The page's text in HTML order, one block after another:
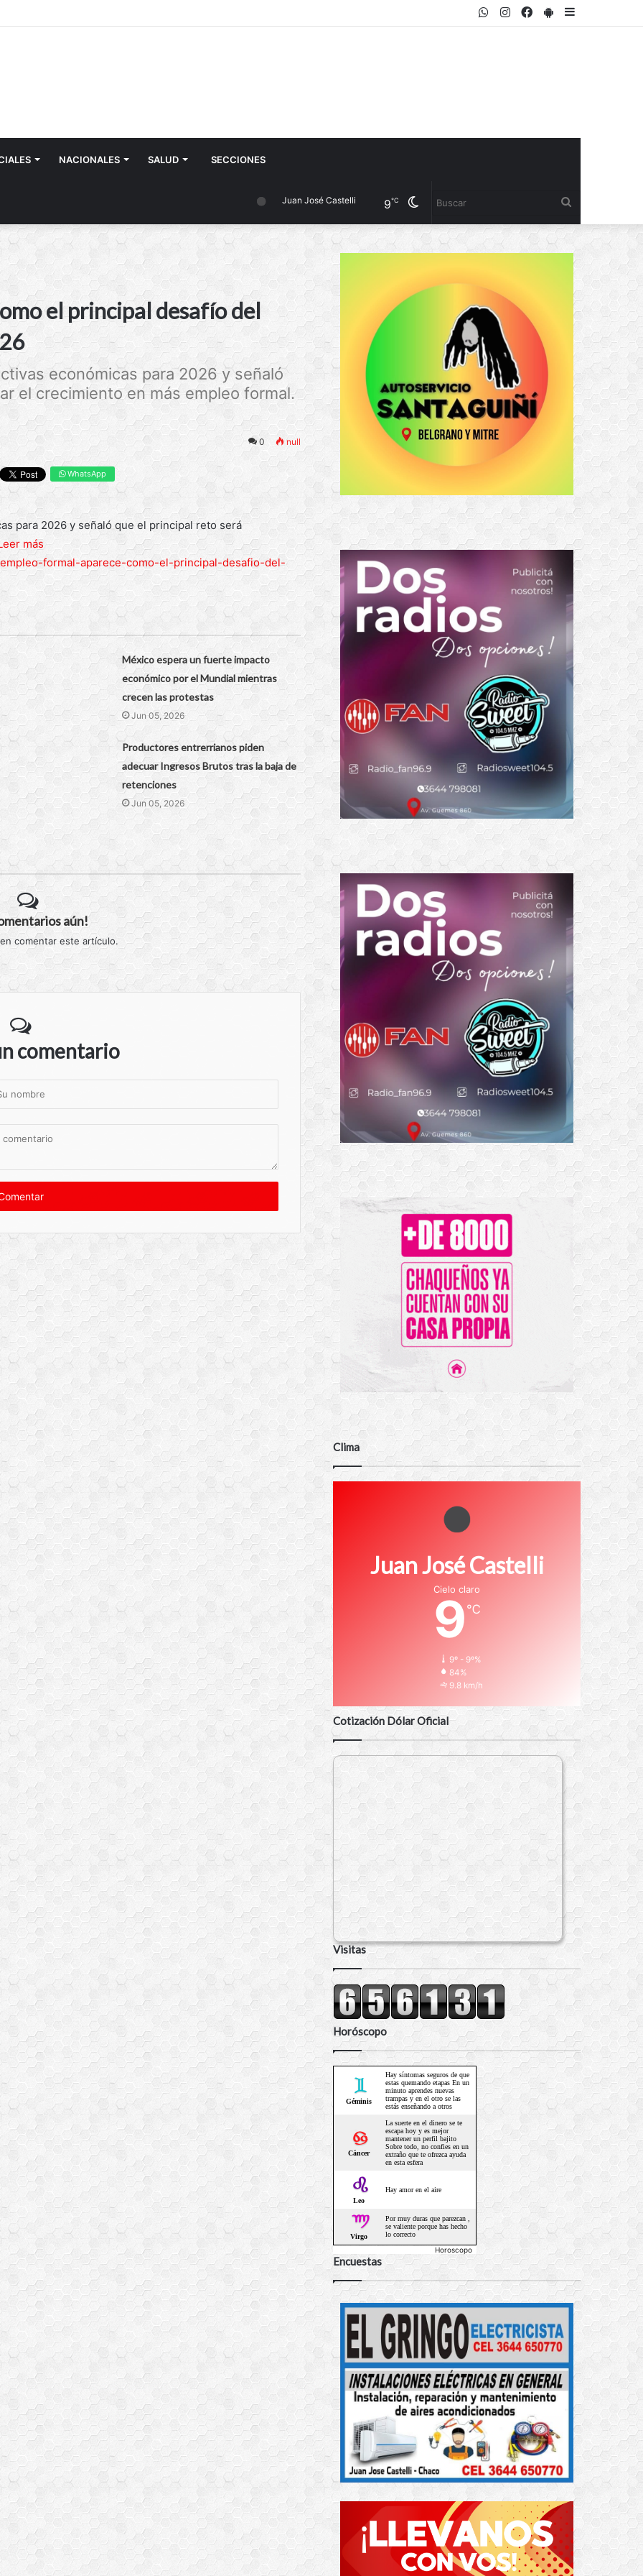
PlayStore
Facebook
Instagram
WhatsApp
NACIONALES SALUD SECCIONES
Cambiar
modo
Juan José Castelli 9℃
el principal desafío del
económicas para 2026 y señaló
el crecimiento en más empleo formal.
0 null
WhatsApp
para 2026 y señaló que el principal reto será
más
formal-aparece-como-el-principal-desafio-del-
México espera un fuerte impacto
económico por el Mundial mientras
crecen las protestas
Jun 05, 2026
Productores entrerrianos piden
adecuar Ingresos Brutos tras la baja de
retenciones
Jun 05, 2026
aún!
comentar este artículo.
comentario
Clima
Juan José Castelli
Cielo claro
9 ℃
9º - 9º%
84%
9.8 km/h
Cotización Dólar Oficial
Visitas
Horóscopo
Horoscopo
Encuestas